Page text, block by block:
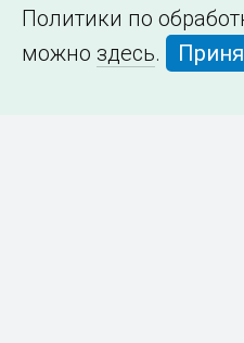
Политики по
можно здесь.